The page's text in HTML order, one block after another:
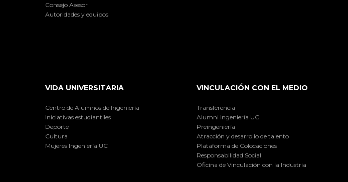
Consejo Asesor
Autoridades y equipos
VIDA UNIVERSITARIA
Centro de Alumnos de Ingeniería
Iniciativas estudiantiles
Deporte
Cultura
Mujeres Ingeniería UC
VINCULACIÓN CON EL MEDIO
Transferencia
Alumni Ingeniería UC
Preingeniería
Atracción y desarrollo de talento
Plataforma de Colocaciones
Responsabilidad Social
Oficina de Vinculación con la Industria